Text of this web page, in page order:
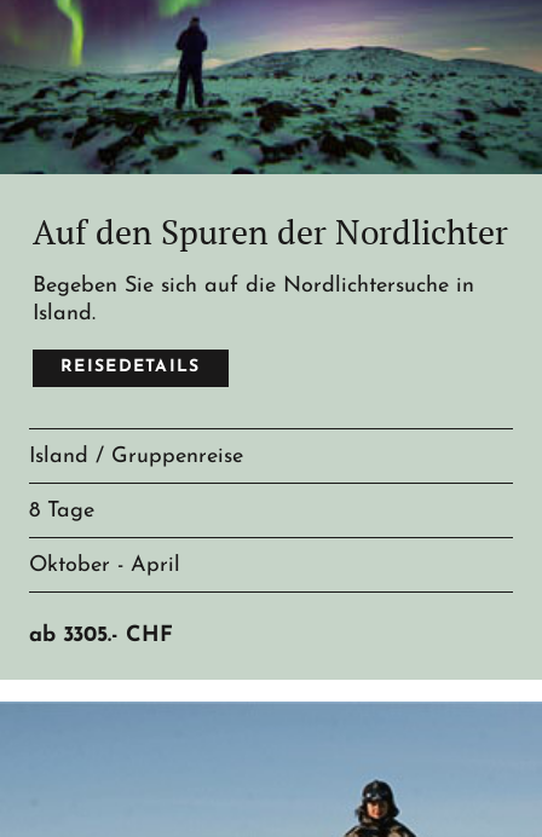
Auf den Spuren der Nordlichter
Begeben Sie sich auf die Nordlichtersuche in
Island.
REISEDETAILS
Island / Gruppenreise
8 Tage
Oktober - April
ab 3305.- CHF